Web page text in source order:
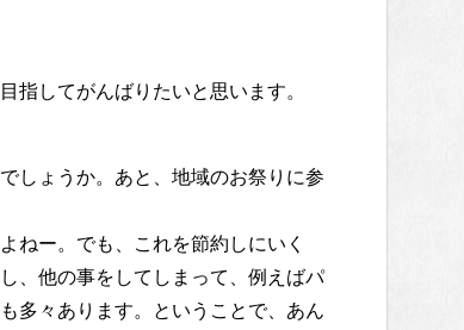
指してがんばりたいと思います。
しょうか。あと、地域のお祭りに参
よねー。でも、これを節約しにいく
、他の事をしてしまって、例えばパ
多々あります。ということで、あん